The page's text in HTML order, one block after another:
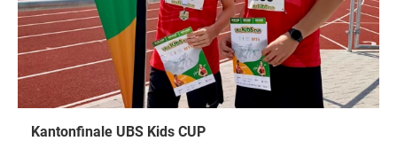
Kantonfinale UBS Kids CUP